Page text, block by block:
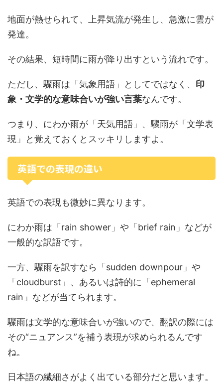
地面が熱せられて、上昇気流が発生し、急激に雲が
発達。
その結果、短時間に雨が降り出すという流れです。
ただし、驟雨は「気象用語」としてではなく、 印
象・文学的な意味合いが強い言葉なんです。
つまり、にわか雨が「天気用語」、驟雨が「文学表
現」と覚えておくとスッキリしますよ。
英語での表現の違い
英語での表現も微妙に異なります。
にわか雨は「rain shower」や「brief rain」などが
一般的な訳語です。
一方、驟雨を訳すなら「sudden downpour」や
「cloudburst」、あるいは詩的に「ephemeral
rain」などが当てられます。
驟雨は文学的な意味合いが強いので、翻訳の際には
その“ニュアンス”を補う表現が求められるんです
ね。
日本語の繊細さがよく出ている部分だと思います。